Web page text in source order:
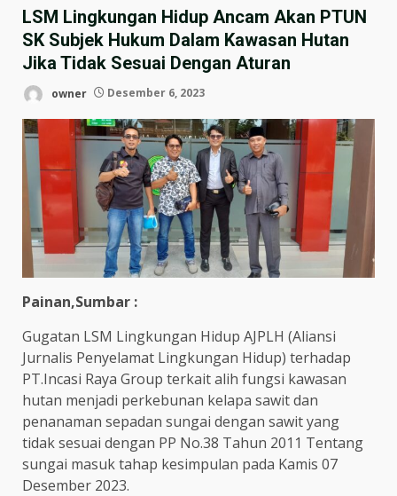
LSM Lingkungan Hidup Ancam Akan PTUN
SK Subjek Hukum Dalam Kawasan Hutan
Jika Tidak Sesuai Dengan Aturan
owner Desember 6, 2023
Painan,Sumbar :
Gugatan LSM Lingkungan Hidup AJPLH (Aliansi
Jurnalis Penyelamat Lingkungan Hidup) terhadap
PT.Incasi Raya Group terkait alih fungsi kawasan
hutan menjadi perkebunan kelapa sawit dan
penanaman sepadan sungai dengan sawit yang
tidak sesuai dengan PP No.38 Tahun 2011 Tentang
sungai masuk tahap kesimpulan pada Kamis 07
Desember 2023.